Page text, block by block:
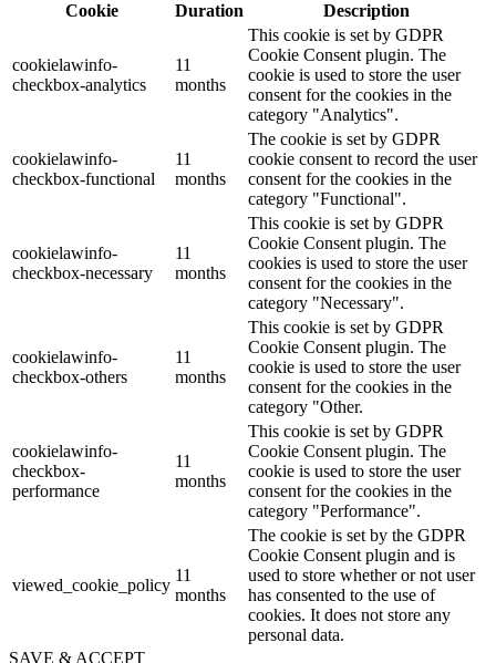
Cookie
Duration Description
cookielawinfo-
checkbox-analytics
11
months
This cookie is set by GDPR
Cookie Consent plugin. The
cookie is used to store the user
consent for the cookies in the
category "Analytics".
cookielawinfo-
checkbox-functional
11
months
The cookie is set by GDPR
cookie consent to record the user
consent for the cookies in the
category "Functional".
cookielawinfo-
checkbox-necessary
11
months
This cookie is set by GDPR
Cookie Consent plugin. The
cookies is used to store the user
consent for the cookies in the
category "Necessary".
cookielawinfo-
checkbox-others
11
months
This cookie is set by GDPR
Cookie Consent plugin. The
cookie is used to store the user
consent for the cookies in the
category "Other.
cookielawinfo-
checkbox-
performance
11
months
This cookie is set by GDPR
Cookie Consent plugin. The
cookie is used to store the user
consent for the cookies in the
category "Performance".
viewed_cookie_policy
11
months
The cookie is set by the GDPR
Cookie Consent plugin and is
used to store whether or not user
has consented to the use of
cookies. It does not store any
personal data.
SAVE & ACCEPT